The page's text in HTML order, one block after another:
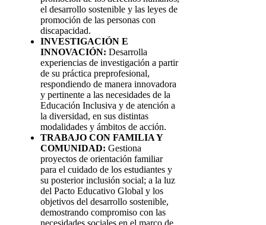
el desarrollo sostenible y las leyes de
promoción de las personas con
discapacidad.
INVESTIGACIÓN E
INNOVACIÓN: Desarrolla
experiencias de investigación a partir
de su práctica preprofesional,
respondiendo de manera innovadora
y pertinente a las necesidades de la
Educación Inclusiva y de atención a
la diversidad, en sus distintas
modalidades y ámbitos de acción.
TRABAJO CON FAMILIA Y
COMUNIDAD: Gestiona
proyectos de orientación familiar
para el cuidado de los estudiantes y
su posterior inclusión social; a la luz
del Pacto Educativo Global y los
objetivos del desarrollo sostenible,
demostrando compromiso con las